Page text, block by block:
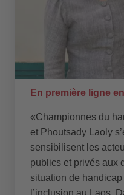
En première ligne
«Championnes du
et Phoutsady Laoly
sensibilisent les
publics et privés aux
situation de
l’inclusion au Laos.